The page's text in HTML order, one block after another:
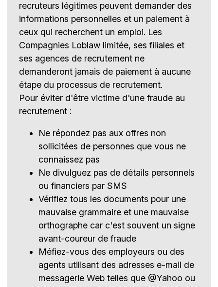
recruteurs légitimes peuvent demander des
informations personnelles et un paiement à
ceux qui recherchent un emploi. Les
Compagnies Loblaw limitée, ses filiales et
ses agences de recrutement ne
demanderont jamais de paiement à aucune
étape du processus de recrutement.
Pour éviter d'être victime d'une fraude au
recrutement :
Ne répondez pas aux offres non
sollicitées de personnes que vous ne
connaissez pas
Ne divulguez pas de détails personnels
ou financiers par SMS
Vérifiez tous les documents pour une
mauvaise grammaire et une mauvaise
orthographe car c'est souvent un signe
avant-coureur de fraude
Méfiez-vous des employeurs ou des
agents utilisant des adresses e-mail de
messagerie Web telles que @Yahoo ou